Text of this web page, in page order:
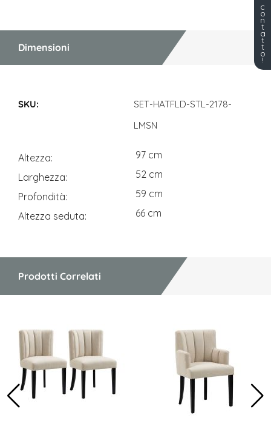
Dimensioni
SET-HATFLD-STL-2178-
LMSN
Altezza
97 cm
Larghezza
52 cm
Profondità
59 cm
Altezza seduta
66 cm
Prodotti Correlati
c
o
n
t
a
t
t
o
!